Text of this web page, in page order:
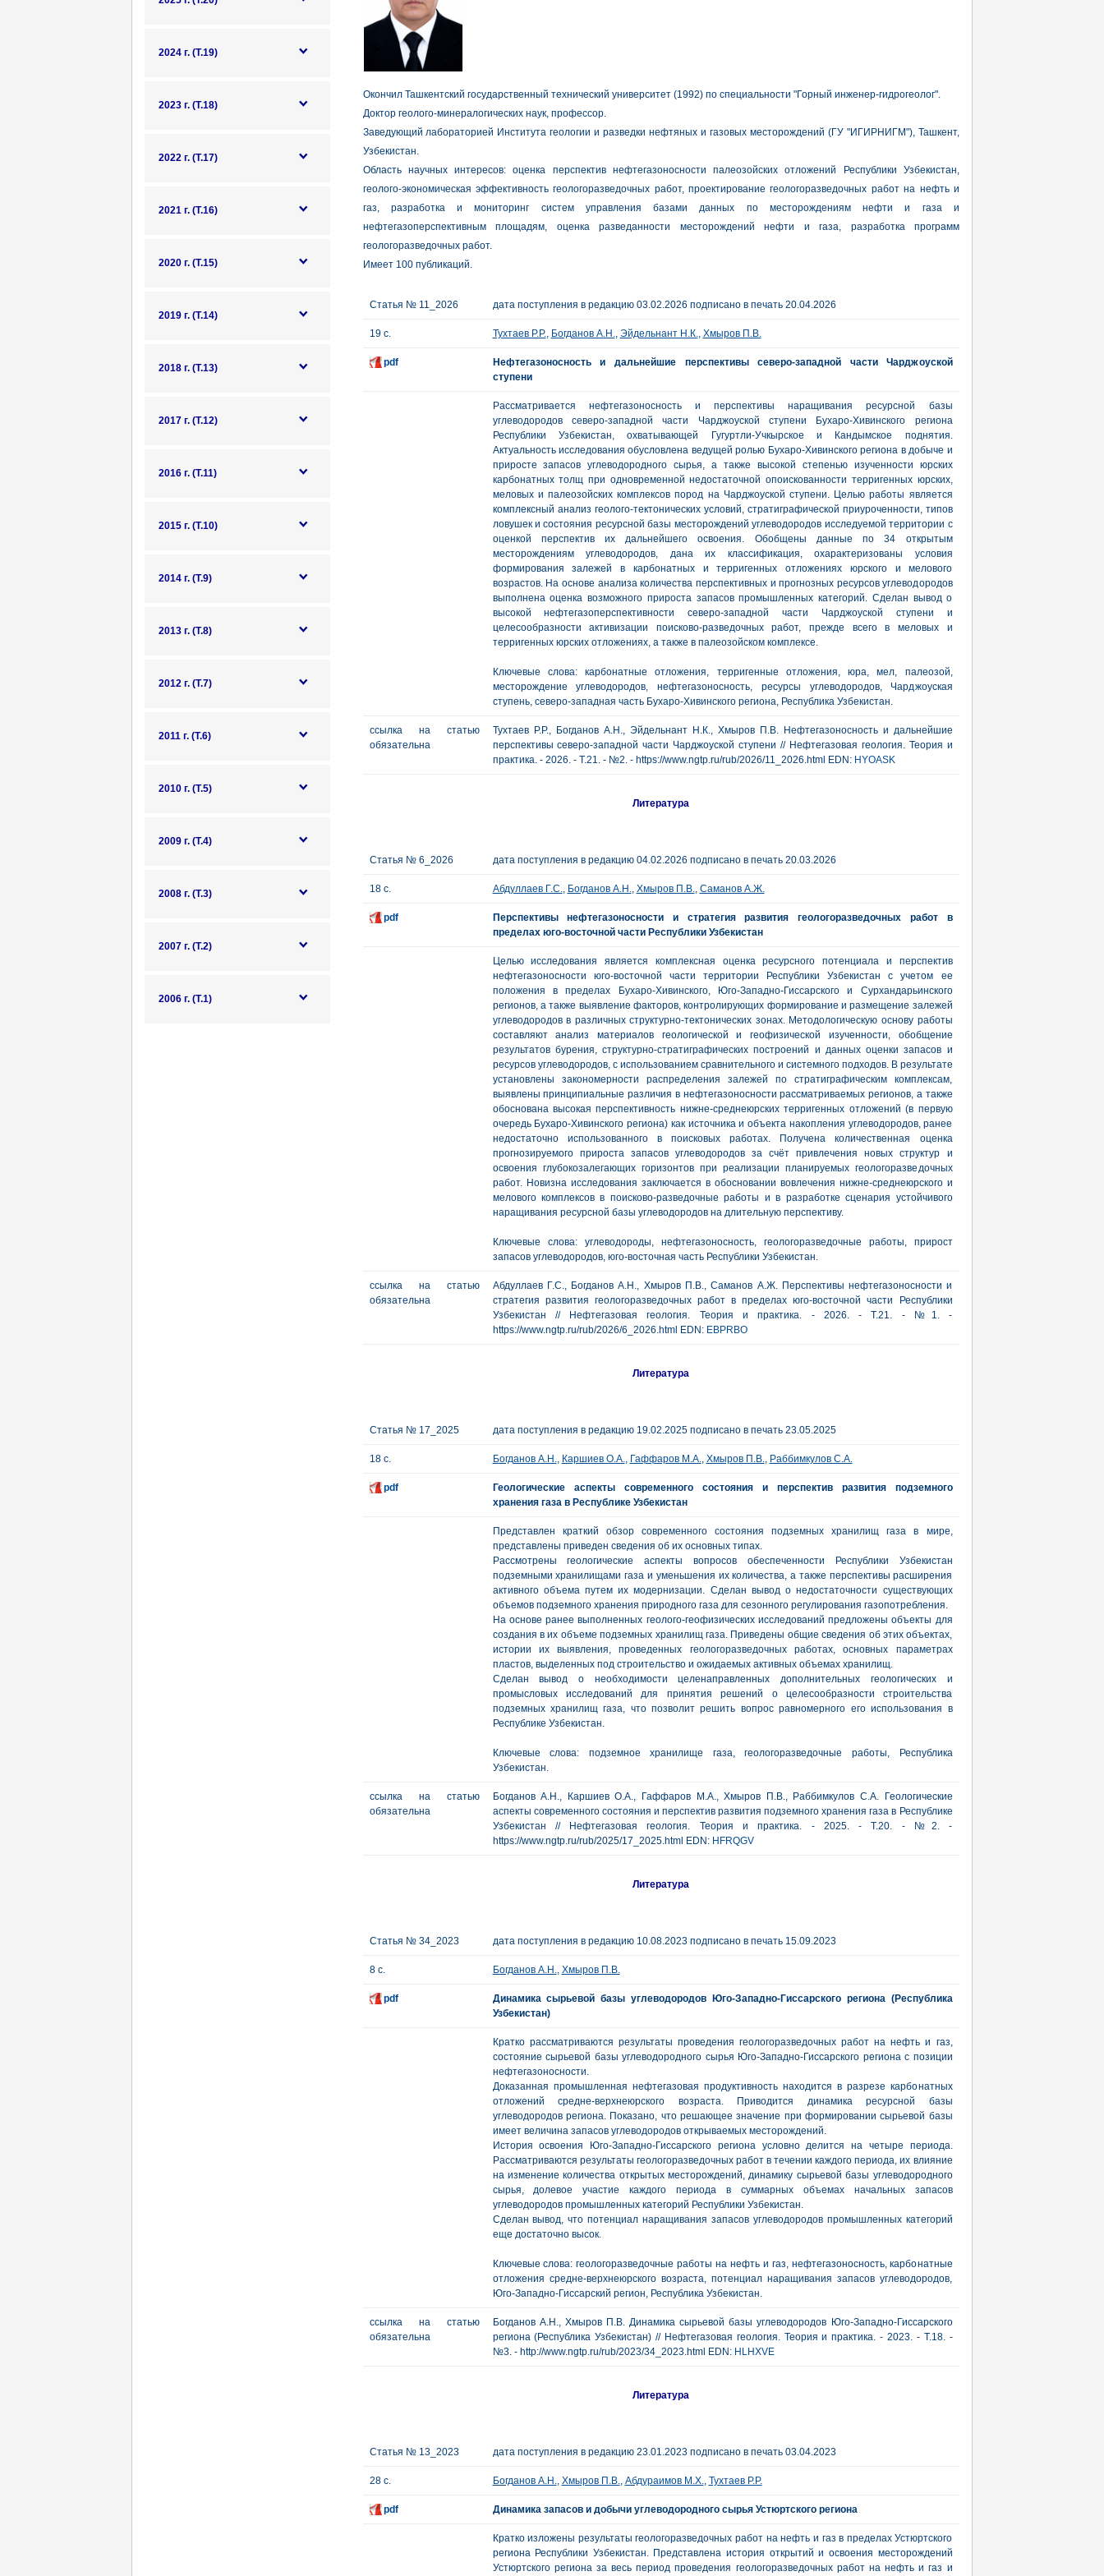
2024 г. (Т.19)
2023 г. (Т.18)
2022 г. (Т.17)
2021 г. (Т.16)
2020 г. (Т.15)
2019 г. (Т.14)
2018 г. (Т.13)
2017 г. (Т.12)
2016 г. (Т.11)
2015 г. (Т.10)
2014 г. (Т.9)
2013 г. (Т.8)
2012 г. (Т.7)
2011 г. (Т.6)
2010 г. (Т.5)
2009 г. (Т.4)
2008 г. (Т.3)
2007 г. (Т.2)
2006 г. (Т.1)
Окончил Ташкентский государственный технический университет (1992) по специальности "Горный инженер-гидрогеолог".
Доктор геолого-минералогических наук, профессор.
Заведующий лабораторией Института геологии и разведки нефтяных и газовых месторождений (ГУ "ИГИРНИГМ"), Ташкент,
Узбекистан.
Область научных интересов: оценка перспектив нефтегазоносности палеозойских отложений Республики Узбекистан,
геолого-экономическая эффективность геологоразведочных работ, проектирование геологоразведочных работ на нефть и
газ, разработка и мониторинг систем управления базами данных по месторождениям нефти и газа и
нефтегазоперспективным площадям, оценка разведанности месторождений нефти и газа, разработка программ
геологоразведочных работ.
Имеет 100 публикаций.
Статья № 11_2026 дата поступления в редакцию 03.02.2026 подписано в печать 20.04.2026
19 с. Тухтаев Р.Р., Богданов А.Н., Эйдельнант Н.К., Хмыров П.В.
pdf
Нефтегазоносность и дальнейшие перспективы северо-западной части Чарджоуской
ступени
Рассматривается нефтегазоносность и перспективы наращивания ресурсной базы
углеводородов северо-западной части Чарджоуской ступени Бухаро-Хивинского региона
Республики Узбекистан, охватывающей Гугуртли-Учкырское и Кандымское поднятия.
Актуальность исследования обусловлена ведущей ролью Бухаро-Хивинского региона в добыче и
приросте запасов углеводородного сырья, а также высокой степенью изученности юрских
карбонатных толщ при одновременной недостаточной опоискованности терригенных юрских,
меловых и палеозойских комплексов пород на Чарджоуской ступени. Целью работы является
комплексный анализ геолого-тектонических условий, стратиграфической приуроченности, типов
ловушек и состояния ресурсной базы месторождений углеводородов исследуемой территории с
оценкой перспектив их дальнейшего освоения. Обобщены данные по 34 открытым
месторождениям углеводородов, дана их классификация, охарактеризованы условия
формирования залежей в карбонатных и терригенных отложениях юрского и мелового
возрастов. На основе анализа количества перспективных и прогнозных ресурсов углеводородов
выполнена оценка возможного прироста запасов промышленных категорий. Сделан вывод о
высокой нефтегазоперспективности северо-западной части Чарджоуской ступени и
целесообразности активизации поисково-разведочных работ, прежде всего в меловых и
терригенных юрских отложениях, а также в палеозойском комплексе.
Ключевые слова: карбонатные отложения, терригенные отложения, юра, мел, палеозой,
месторождение углеводородов, нефтегазоносность, ресурсы углеводородов, Чарджоуская
ступень, северо-западная часть Бухаро-Хивинского региона, Республика Узбекистан.
ссылка на статью
обязательна
Тухтаев Р.Р., Богданов А.Н., Эйдельнант Н.К., Хмыров П.В. Нефтегазоносность и дальнейшие
перспективы северо-западной части Чарджоуской ступени // Нефтегазовая геология. Теория и
практика. - 2026. - Т.21. - №2. - https://www.ngtp.ru/rub/2026/11_2026.html EDN: HYOASK
Литература
Статья № 6_2026 дата поступления в редакцию 04.02.2026 подписано в печать 20.03.2026
18 с. Абдуллаев Г.С., Богданов А.Н., Хмыров П.В., Саманов А.Ж.
pdf
Перспективы нефтегазоносности и стратегия развития геологоразведочных работ в
пределах юго-восточной части Республики Узбекистан
Целью исследования является комплексная оценка ресурсного потенциала и перспектив
нефтегазоносности юго-восточной части территории Республики Узбекистан с учетом ее
положения в пределах Бухаро-Хивинского, Юго-Западно-Гиссарского и Сурхандарьинского
регионов, а также выявление факторов, контролирующих формирование и размещение залежей
углеводородов в различных структурно-тектонических зонах. Методологическую основу работы
составляют анализ материалов геологической и геофизической изученности, обобщение
результатов бурения, структурно-стратиграфических построений и данных оценки запасов и
ресурсов углеводородов, с использованием сравнительного и системного подходов. В результате
установлены закономерности распределения залежей по стратиграфическим комплексам,
выявлены принципиальные различия в нефтегазоносности рассматриваемых регионов, а также
обоснована высокая перспективность нижне-среднеюрских терригенных отложений (в первую
очередь Бухаро-Хивинского региона) как источника и объекта накопления углеводородов, ранее
недостаточно использованного в поисковых работах. Получена количественная оценка
прогнозируемого прироста запасов углеводородов за счёт привлечения новых структур и
освоения глубокозалегающих горизонтов при реализации планируемых геологоразведочных
работ. Новизна исследования заключается в обосновании вовлечения нижне-среднеюрского и
мелового комплексов в поисково-разведочные работы и в разработке сценария устойчивого
наращивания ресурсной базы углеводородов на длительную перспективу.
Ключевые слова: углеводороды, нефтегазоносность, геологоразведочные работы, прирост
запасов углеводородов, юго-восточная часть Республики Узбекистан.
ссылка на статью
обязательна
Абдуллаев Г.С., Богданов А.Н., Хмыров П.В., Саманов А.Ж. Перспективы нефтегазоносности и
стратегия развития геологоразведочных работ в пределах юго-восточной части Республики
Узбекистан // Нефтегазовая геология. Теория и практика. - 2026. - Т.21. - №1. -
https://www.ngtp.ru/rub/2026/6_2026.html EDN: EBPRBO
Литература
Статья № 17_2025 дата поступления в редакцию 19.02.2025 подписано в печать 23.05.2025
18 с. Богданов А.Н., Каршиев О.А., Гаффаров М.А., Хмыров П.В., Раббимкулов С.А.
pdf
Геологические аспекты современного состояния и перспектив развития подземного
хранения газа в Республике Узбекистан
Представлен краткий обзор современного состояния подземных хранилищ газа в мире,
представлены приведен сведения об их основных типах.
Рассмотрены геологические аспекты вопросов обеспеченности Республики Узбекистан
подземными хранилищами газа и уменьшения их количества, а также перспективы расширения
активного объема путем их модернизации. Сделан вывод о недостаточности существующих
объемов подземного хранения природного газа для сезонного регулирования газопотребления.
На основе ранее выполненных геолого-геофизических исследований предложены объекты для
создания в их объеме подземных хранилищ газа. Приведены общие сведения об этих объектах,
истории их выявления, проведенных геологоразведочных работах, основных параметрах
пластов, выделенных под строительство и ожидаемых активных объемах хранилищ.
Сделан вывод о необходимости целенаправленных дополнительных геологических и
промысловых исследований для принятия решений о целесообразности строительства
подземных хранилищ газа, что позволит решить вопрос равномерного его использования в
Республике Узбекистан.
Ключевые слова: подземное хранилище газа, геологоразведочные работы, Республика
Узбекистан.
ссылка на статью
обязательна
Богданов А.Н., Каршиев О.А., Гаффаров М.А., Хмыров П.В., Раббимкулов С.А. Геологические
аспекты современного состояния и перспектив развития подземного хранения газа в Республике
Узбекистан // Нефтегазовая геология. Теория и практика. - 2025. - Т.20. - №2. -
https://www.ngtp.ru/rub/2025/17_2025.html EDN: HFRQGV
Литература
Статья № 34_2023 дата поступления в редакцию 10.08.2023 подписано в печать 15.09.2023
8 с. Богданов А.Н., Хмыров П.В.
pdf
Динамика сырьевой базы углеводородов Юго-Западно-Гиссарского региона (Республика
Узбекистан)
Кратко рассматриваются результаты проведения геологоразведочных работ на нефть и газ,
состояние сырьевой базы углеводородного сырья Юго-Западно-Гиссарского региона с позиции
нефтегазоносности.
Доказанная промышленная нефтегазовая продуктивность находится в разрезе карбонатных
отложений средне-верхнеюрского возраста. Приводится динамика ресурсной базы
углеводородов региона. Показано, что решающее значение при формировании сырьевой базы
имеет величина запасов углеводородов открываемых месторождений.
История освоения Юго-Западно-Гиссарского региона условно делится на четыре периода.
Рассматриваются результаты геологоразведочных работ в течении каждого периода, их влияние
на изменение количества открытых месторождений, динамику сырьевой базы углеводородного
сырья, долевое участие каждого периода в суммарных объемах начальных запасов
углеводородов промышленных категорий Республики Узбекистан.
Сделан вывод, что потенциал наращивания запасов углеводородов промышленных категорий
еще достаточно высок.
Ключевые слова: геологоразведочные работы на нефть и газ, нефтегазоносность, карбонатные
отложения средне-верхнеюрского возраста, потенциал наращивания запасов углеводородов,
Юго-Западно-Гиссарский регион, Республика Узбекистан.
ссылка на статью
обязательна
Богданов А.Н., Хмыров П.В. Динамика сырьевой базы углеводородов Юго-Западно-Гиссарского
региона (Республика Узбекистан) // Нефтегазовая геология. Теория и практика. - 2023. - Т.18. -
№3. - http://www.ngtp.ru/rub/2023/34_2023.html EDN: HLHXVE
Литература
Статья № 13_2023 дата поступления в редакцию 23.01.2023 подписано в печать 03.04.2023
28 с. Богданов А.Н., Хмыров П.В., Абдураимов М.Х., Тухтаев Р.Р.
pdf Динамика запасов и добычи углеводородного сырья Устюртского региона
Кратко изложены результаты геологоразведочных работ на нефть и газ в пределах Устюртского
региона Республики Узбекистан. Представлена история открытий и освоения месторождений
Устюртского региона за весь период проведения геологоразведочных работ на нефть и газ и